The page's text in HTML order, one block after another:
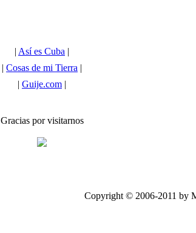
| Así es Cuba |
| Cosas de mi Tierra |
| Guije.com |
Gracias por visitarnos
Copyright © 2006-2011 by